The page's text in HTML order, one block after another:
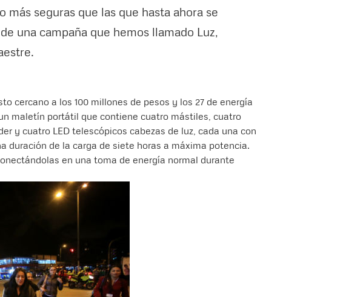
seguras que las que hasta ahora se
una campaña que hemos llamado Luz,
cercano a los 100 millones de pesos y los 27 de energía
maletín portátil que contiene cuatro mástiles, cuatro
y cuatro LED telescópicos cabezas de luz, cada una con
duración de la carga de siete horas a máxima potencia.
en una toma de energía normal durante